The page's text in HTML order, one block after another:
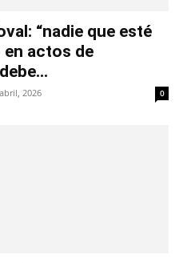
“nadie que esté
actos de
2026 0